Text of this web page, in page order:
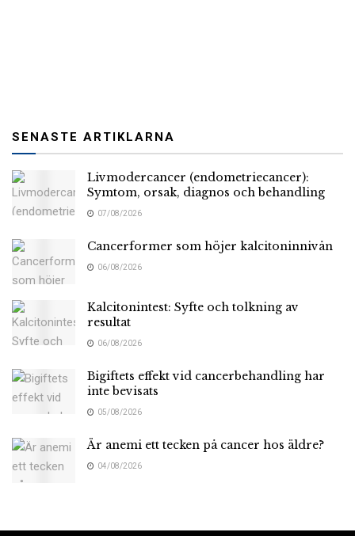
SENASTE ARTIKLARNA
Livmodercancer (endometriecancer):
Symtom, orsak, diagnos och behandling
07/08/2026
Cancerformer som höjer kalcitoninnivån
06/08/2026
Kalcitonintest: Syfte och tolkning av
resultat
06/08/2026
Bigiftets effekt vid cancerbehandling har
inte bevisats
05/08/2026
Är anemi ett tecken på cancer hos äldre?
04/08/2026